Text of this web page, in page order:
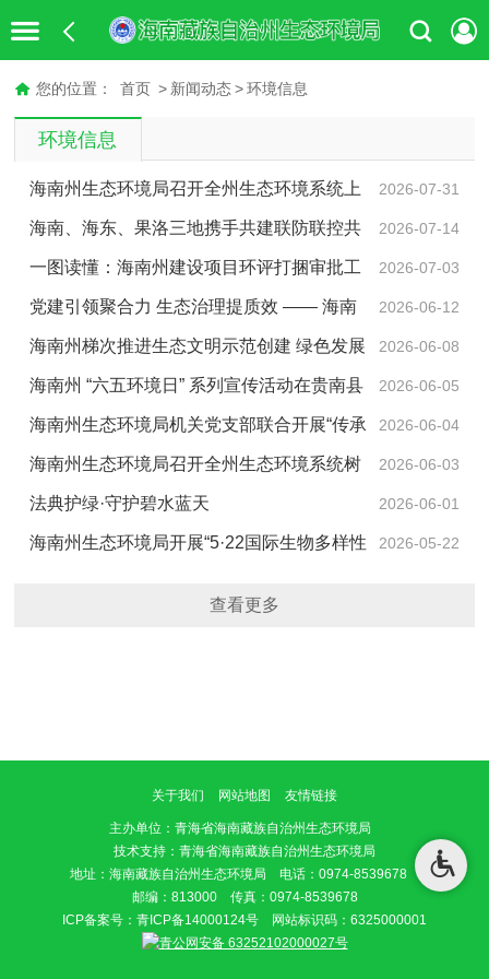
您的位置： 首页 > 新闻动态 > 环境信息
环境信息
2026-07-31
海南州生态环境局召开全州生态环境系统上
半年党风廉政建设工作暨政治生态分析研判会 2026-07-14
海南、海东、果洛三地携手共建联防联控共
同守护黄河安澜 2026-07-03
一图读懂：海南州建设项目环评打捆审批工
作方案 2026-06-12
党建引领聚合力 生态治理提质效 —— 海南
州以“十化”党建推动生态保护与人居环境整治走深走实
2026-06-08
海南州梯次推进生态文明示范创建 绿色发展
成效凸显 2026-06-05
海南州 “六五环境日” 系列宣传活动在贵南县
举办 2026-06-04
海南州生态环境局机关党支部联合开展“传承
治沙精神，守护绿水青山”主题党日活动 2026-06-03
海南州生态环境局召开全州生态环境系统树
立和践行正确政绩观学习教育暨警示教育大会 2026-06-01
法典护绿·守护碧水蓝天
2026-05-22
海南州生态环境局开展“5·22国际生物多样性
查看更多
关于我们 网站地图 友情链接
主办单位 ：青海省海南藏族自治州生态环境局
技术支持：青海省海南藏族自治州生态环境局
地址：海南藏族自治州生态环境局 电话：0974-8539678
邮编：813000 传真：0974-8539678
ICP备案号： 青ICP备14000124号 网站标识码：6325000001
青公网安备 63252102000027号